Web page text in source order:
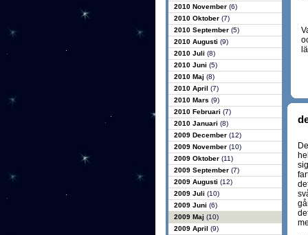
2010 November (6)
2010 Oktober (7)
2010 September (5)
2010 Augusti (9)
2010 Juli (8)
2010 Juni (5)
2010 Maj (8)
2010 April (7)
2010 Mars (9)
2010 Februari (7)
2010 Januari (8)
2009 December (12)
2009 November (10)
2009 Oktober (11)
2009 September (7)
2009 Augusti (12)
2009 Juli (10)
2009 Juni (6)
2009 Maj (10)
2009 April (9)